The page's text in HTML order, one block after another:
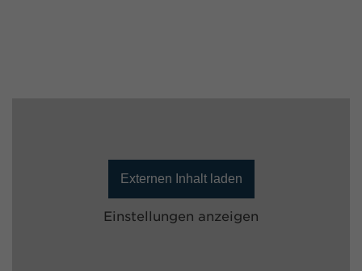
Externen Inhalt laden
Einstellungen anzeigen